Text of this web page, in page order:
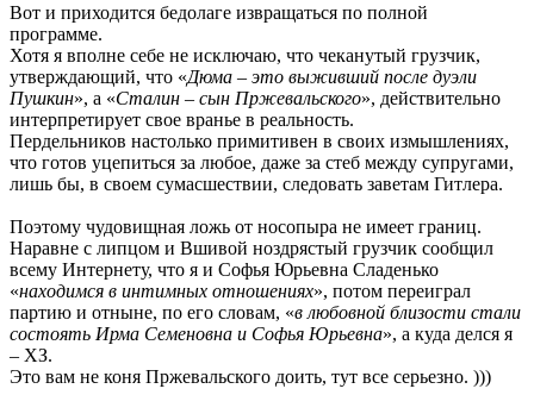
Вот и приходится бедолаге извращаться по полной
программе.
Хотя я вполне себе не исключаю, что чеканутый грузчик,
утверждающий, что «Дюма – это выживший после дуэли
Пушкин», а «Сталин – сын Пржевальского», действительно
интерпретирует свое вранье в реальность.
Пердельников настолько примитивен в своих измышлениях,
что готов уцепиться за любое, даже за стеб между супругами,
лишь бы, в своем сумасшествии, следовать заветам Гитлера.
Поэтому чудовищная ложь от носопыра не имеет границ.
Наравне с липцом и Вшивой ноздрястый грузчик сообщил
всему Интернету, что я и Софья Юрьевна Сладенько
«находимся в интимных отношениях», потом переиграл
партию и отныне, по его словам, «в любовной близости стали
состоять Ирма Семеновна и Софья Юрьевна», а куда делся я
– ХЗ.
Это вам не коня Пржевальского доить, тут все серьезно. )))